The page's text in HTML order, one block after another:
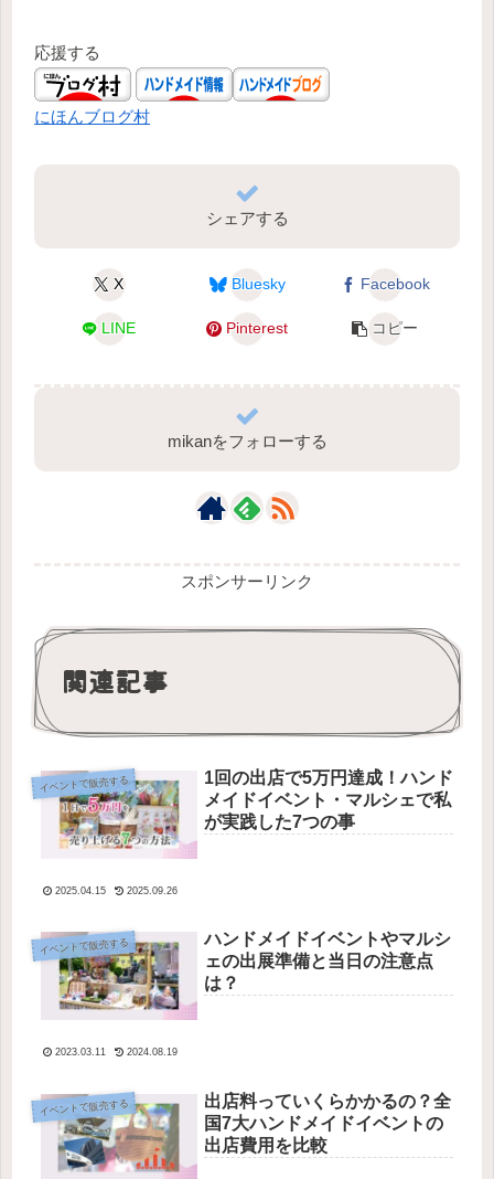
応援する
にほんブログ村
シェアする
X Bluesky Facebook
LINE Pinterest コピー
mikanをフォローする
スポンサーリンク
関連記事
イベントで販売する
1回の出店で5万円達成！ハンド
メイドイベント・マルシェで私
が実践した7つの事
2025.04.15 2025.09.26
イベントで販売する
ハンドメイドイベントやマルシ
ェの出展準備と当日の注意点
は？
2023.03.11 2024.08.19
イベントで販売する
出店料っていくらかかるの？全
国7大ハンドメイドイベントの
出店費用を比較